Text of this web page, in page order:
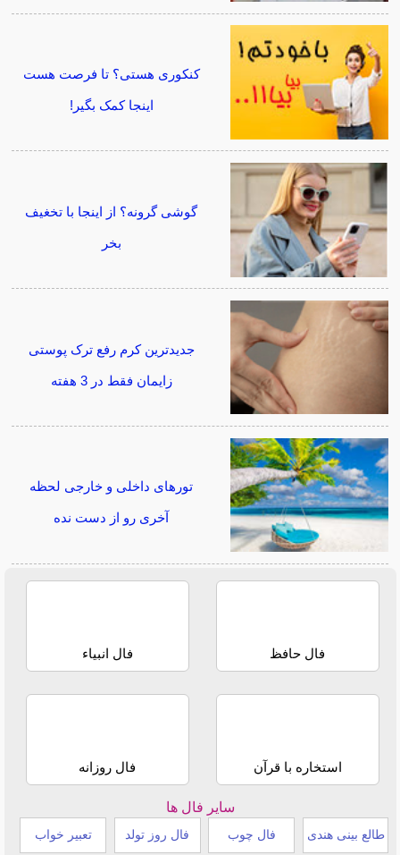
کنکوری هستی؟ تا فرصت هست
اینجا کمک بگیر!
گوشی گرونه؟ از اینجا با تخغیف
بخر
جدیدترین کرم رفع ترک پوستی
زایمان فقط در 3 هفته
تورهای داخلی و خارجی لحظه
آخری رو از دست نده
فال حافظ فال انبیاء
استخاره با قرآن فال روزانه
سایر فال ها
طالع بینی هندی فال چوب فال روز تولد تعبیر خواب